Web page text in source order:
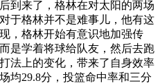
到来了，格林在对太阳的两场
于格林并不是难事儿，他有这
，格林开始有意识地加强传
是学着将球给队友，然后去跑
法上的变化，带来了自身效率
均29.8分，投篮命中率和三分